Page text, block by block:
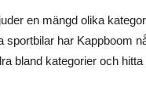
en mängd olika
sportbilar har Kappboom
bland kategorier och